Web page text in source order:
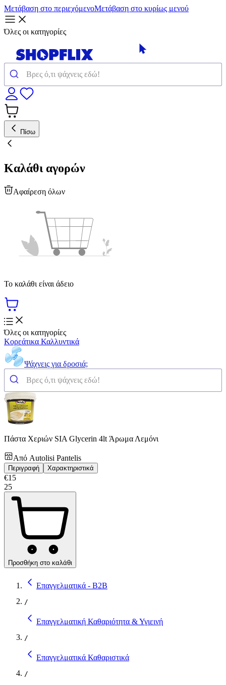
Μετάβαση στο περιεχόμενοΜετάβαση στο κυρίως μενού
Όλες οι κατηγορίες
Πίσω
Καλάθι αγορών
Αφαίρεση όλων
Το καλάθι είναι άδειο
Όλες οι κατηγορίες
Κορεάτικα Καλλυντικά
Ψάχνεις για δροσιά;
Πάστα Χεριών SIA Glycerin 4lt Άρωμα Λεμόνι
Από Autolisi Pantelis
Περιγραφή Χαρακτηριστικά
€15
25
Προσθήκη στο καλάθι
Επαγγελματικά - B2B
/
Επαγγελματική Καθαριότητα & Υγιεινή
/
Επαγγελματικά Καθαριστικά
/